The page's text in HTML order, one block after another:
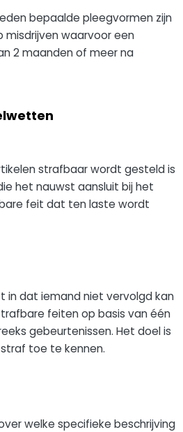
bepaalde pleegvormen zijn
misdrijven waarvoor een
2 maanden of meer na
strafbaar wordt gesteld is
het nauwst aansluit bij het
feit dat ten laste wordt
in dat iemand niet vervolgd kan
feiten op basis van één
gebeurtenissen. Het doel is
toe te kennen.
welke specifieke beschrijving